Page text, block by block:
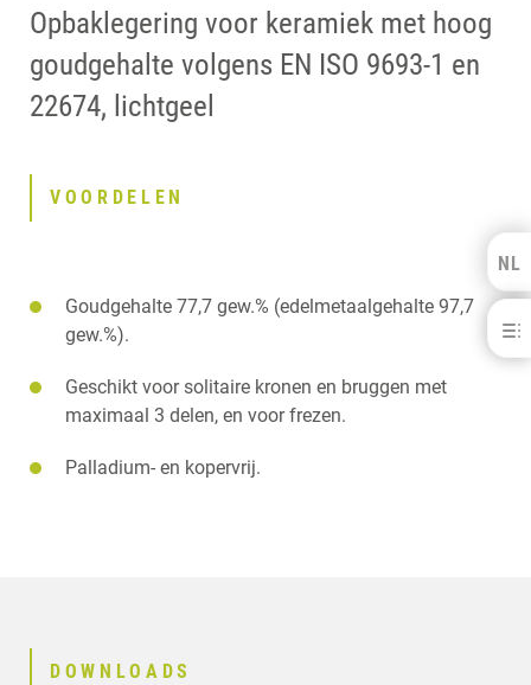
NL
DOWNLOADS
Opbaklegering voor keramiek met hoog
goudgehalte volgens EN ISO 9693-1 en
22674, lichtgeel
VOORDELEN
Goudgehalte 77,7 gew.% (edelmetaalgehalte 97,7
gew.%).
Geschikt voor solitaire kronen en bruggen met
maximaal 3 delen, en voor frezen.
Palladium- en kopervrij.
DOWNLOADS